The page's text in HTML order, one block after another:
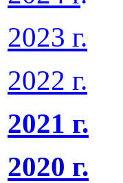
2023 г.
2022 г.
2021 г.
2020 г.